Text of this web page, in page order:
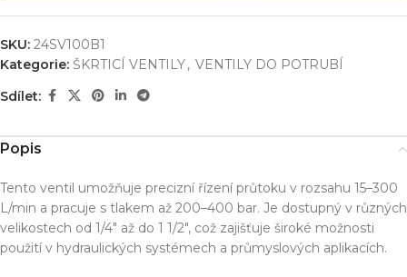
SKU: 24SV100B1
Kategorie: ŠKRTICÍ VENTILY, VENTILY DO POTRUBÍ
Sdílet:
Popis
Tento ventil umožňuje precizní řízení průtoku v rozsahu 15–300
L/min a pracuje s tlakem až 200–400 bar. Je dostupný v různých
velikostech od 1/4″ až do 1 1/2″, což zajišťuje široké možnosti
použití v hydraulických systémech a průmyslových aplikacích.